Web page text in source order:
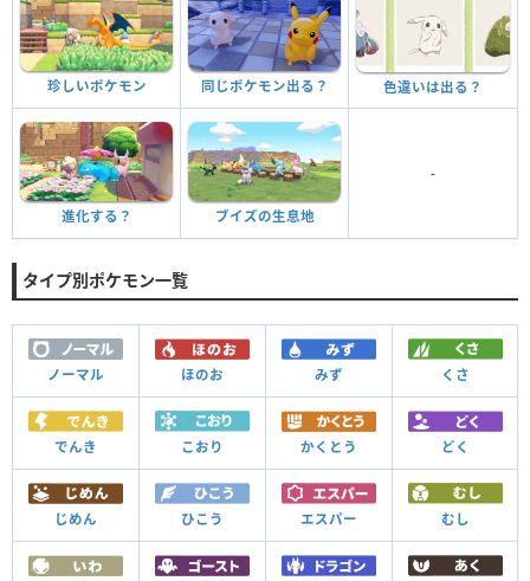
珍しいポケモン 同じポケモン出る？ 色違いは出る？
進化する？ ブイズの生息地
-
タイプ別ポケモン一覧
ノーマル ほのお みず くさ
でんき こおり かくとう どく
じめん ひこう エスパー むし